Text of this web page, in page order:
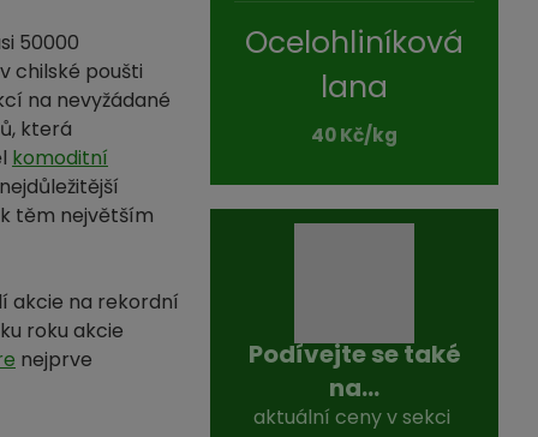
50000
chilské poušti
na nevyžádané
která
komoditní
těm největším
akcie na rekordní
roku akcie
nejprve
Ocelohliníková
lana
40 Kč/kg
Podívejte se také
na...
aktuální ceny v sekci